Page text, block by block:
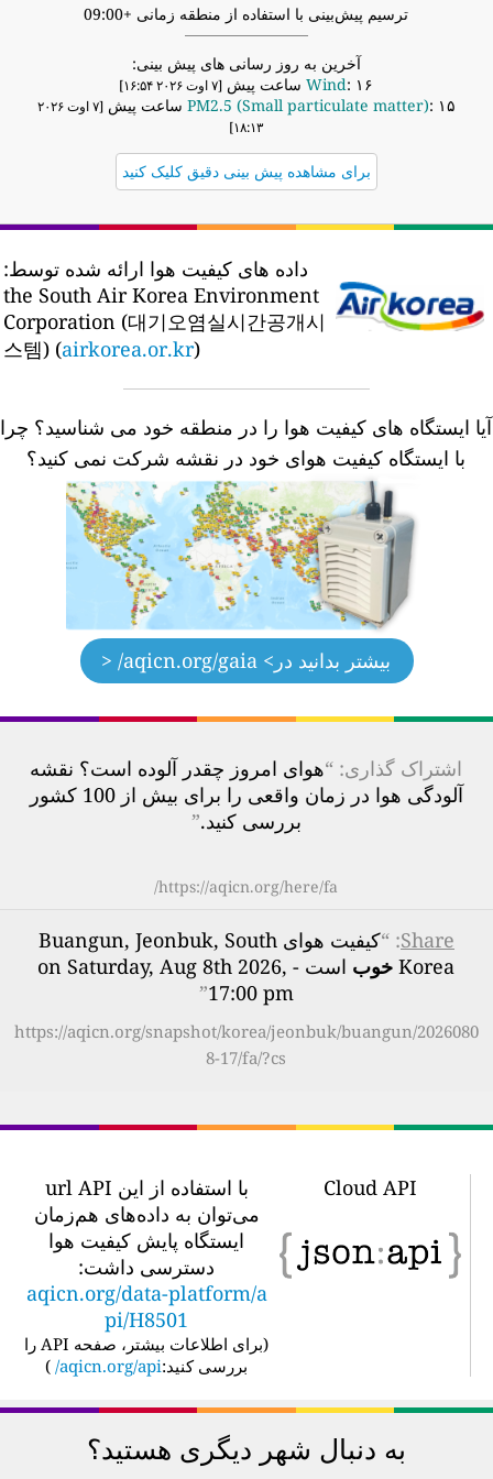
ترسیم پیش‌بینی با استفاده از منطقه زمانی +09:00
آخرین به روز رسانی های پیش بینی:
Wind : ۱۶ ساعت پیش [۷ اوت ۲۰۲۶ ۱۶:۵۴]
PM2.5 (Small particulate matter) : ۱۵ ساعت پیش
[۷ اوت ۲۰۲۶
۱۸:۱۳]
برای مشاهده پیش بینی دقیق کلیک کنید
داده های کیفیت هوا ارائه شده توسط:
the South Air Korea Environment
Corporation (대기오염실시간공개시
스템) (airkorea.or.kr)
ایستگاه های کیفیت هوا را در منطقه خود می شناسید؟ چرا
با ایستگاه کیفیت هوای خود در نقشه شرکت نمی کنید؟
بیشتر بدانید در> aqicn.org/gaia/ <
اشتراک گذاری: “هوای امروز چقدر آلوده است؟ نقشه
آلودگی هوا در زمان واقعی را برای بیش از 100 کشور
بررسی کنید.”
https://aqicn.org/here/fa/
Share
: “
کیفیت هوای Buangun, Jeonbuk, South
Korea خوب
است - on Saturday, Aug 8th 2026,
17:00 pm
”
https://aqicn.org/snapshot/korea/jeonbuk/buangun/2026080
8-17/fa/?cs
Cloud API
با استفاده از این url API
می‌توان به داده‌های هم‌زمان
ایستگاه پایش کیفیت هوا
دسترسی داشت:
aqicn.org/data-platform/a
pi/H8501
برای اطلاعات بیشتر، صفحه API را
بررسی کنید:aqicn.org/api/
)
به دنبال شهر دیگری هستید؟